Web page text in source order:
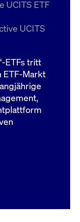
UCITS ETF
UCITS
ETFs tritt
ETF-Markt
bis